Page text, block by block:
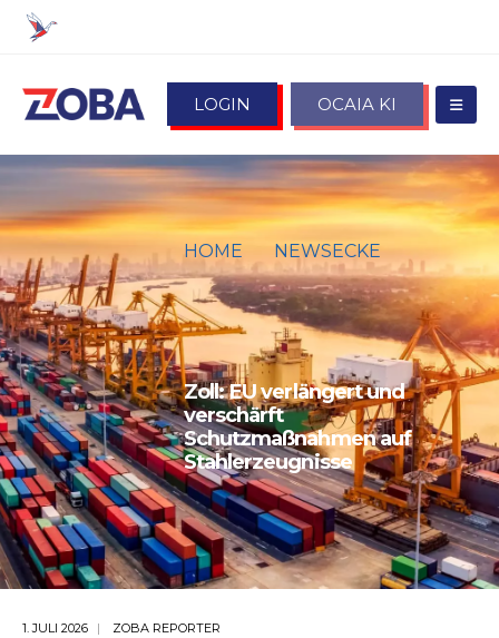
LOGIN OCAIA KI
HOME
NEWSECKE
ZOLL: EU VERLÄNGERT UND
VERSCHÄRFT
SCHUTZMASSNAHMEN AUF S
TAHLERZEUGNISSE
Zoll: EU verlängert und
verschärft
Schutzmaßnahmen auf
Stahlerzeugnisse
1. JULI 2026 ZOBA REPORTER